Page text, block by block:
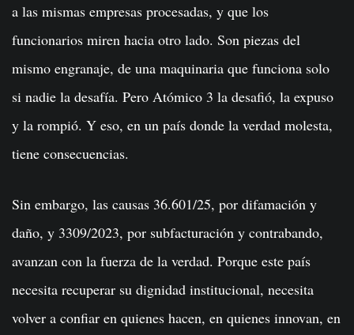
a las mismas empresas procesadas, y que los
funcionarios miren hacia otro lado. Son piezas del
mismo engranaje, de una maquinaria que funciona solo
si nadie la desafía. Pero Atómico 3 la desafió, la expuso
y la rompió. Y eso, en un país donde la verdad molesta,
tiene consecuencias.
Sin embargo, las causas 36.601/25, por difamación y
daño, y 3309/2023, por subfacturación y contrabando,
avanzan con la fuerza de la verdad. Porque este país
necesita recuperar su dignidad institucional, necesita
volver a confiar en quienes hacen, en quienes innovan, en